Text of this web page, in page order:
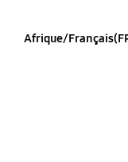
Afrique/